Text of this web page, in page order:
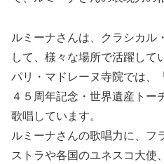
ルミーナさんは、クラシカル
して、様々な場所で活躍して
パリ・マドレーヌ寺院では、
４５周年記念・世界遺産トー
歌唱しています。
ルミーナさんの歌唱力に、フ
ストラや各国のユネスコ大使